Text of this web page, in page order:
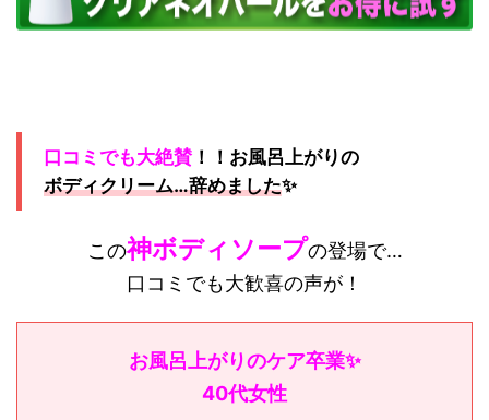
口コミでも大絶賛 ！！お風呂上がりの
ボディクリーム…辞めました✨
この神ボディソープの登場で…
口コミでも大歓喜の声が！
お風呂上がりのケア卒業✨
40代女性